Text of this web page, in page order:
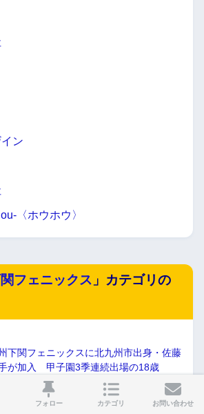
ン
〈ホウホウ〉
フェニックス 」カテゴリの
下関フェニックスに北九州市出身・佐藤
が加入 甲子園3季連続出場の18歳
フォロー カテゴリ お問い合わせ